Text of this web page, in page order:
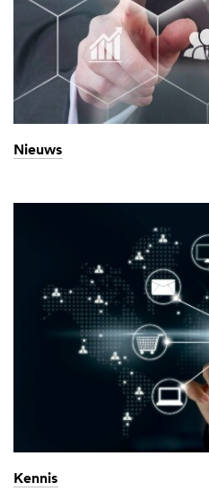
Nieuws
Kennis